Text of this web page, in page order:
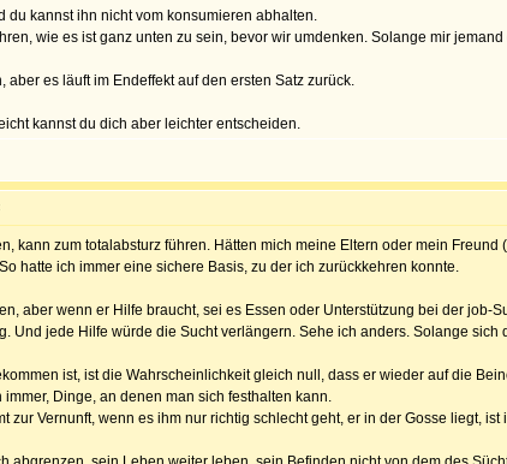
du kannst ihn nicht vom konsumieren abhalten.
wie es ist ganz unten zu sein, bevor wir umdenken. Solange mir
aber es läuft im Endeffekt auf den ersten Satz zurück.
kannst du dich aber leichter entscheiden.
kann zum totalabsturz führen. Hätten mich meine Eltern oder mein
hatte ich immer eine sichere Basis, zu der ich zurückkehren konnte.
aber wenn er Hilfe braucht, sei es Essen oder Unterstützung bei der
Und jede Hilfe würde die Sucht verlängern. Sehe ich anders. Solange
ist, ist die Wahrscheinlichkeit gleich null, dass er wieder auf die
Dinge, an denen man sich festhalten kann.
zur Vernunft, wenn es ihm nur richtig schlecht geht, er in der Gosse liegt, ist